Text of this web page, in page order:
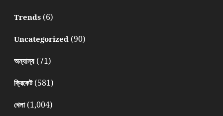
Trends(6)
Uncategorized(90)
অন্যান্য(71)
ক্রিকেট(581)
খেলা(1,004)